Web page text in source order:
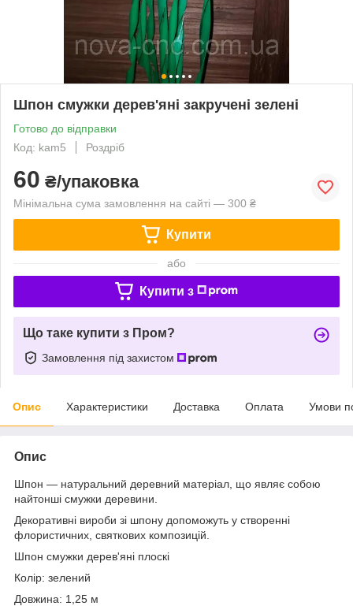
Шпон смужки дерев'яні закручені зелені
Готово до відправки
Код: kam5
Роздріб
60 ₴/упаковка
Мінімальна сума замовлення на сайті — 300 ₴
Купити
або
Купити з
Що таке купити з Пром?
Замовлення під захистом
Опис Характеристики Доставка Оплата Умови
Опис
Шпон — натуральний деревний матеріал, що являє собою
найтонші смужки деревини.
Декоративні вироби зі шпону допоможуть у створенні
флористичних, святкових композицій.
Шпон смужки дерев'яні плоскі
Колір: зелений
Довжина: 1,25 м